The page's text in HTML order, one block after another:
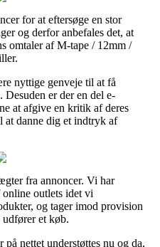
for at eftersøge en stor
og derfor anbefales det, at
omtaler af M-tape / 12mm /
nyttige genveje til at få
er der en del e-
at afgive en kritik af deres
at danne dig et indtryk af
fra annoncer. Vi har
online outlets idet vi
og tager imod provision
et køb.
nettet understøttes nu og da,